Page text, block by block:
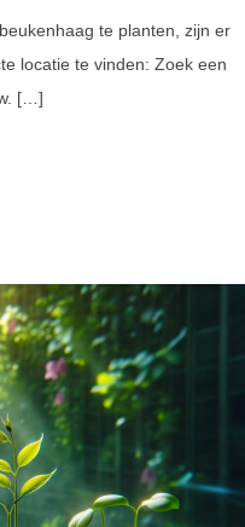
te planten, zijn er
locatie te vinden: Zoek een
[…]